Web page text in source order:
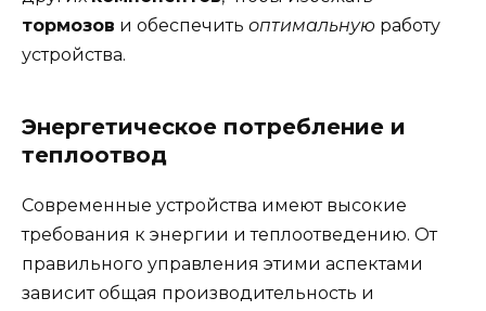
тормозов и обеспечить оптимальную работу
устройства.
Энергетическое потребление и
теплоотвод
Современные устройства имеют высокие
требования к энергии и теплоотведению. От
правильного управления этими аспектами
зависит общая производительность и